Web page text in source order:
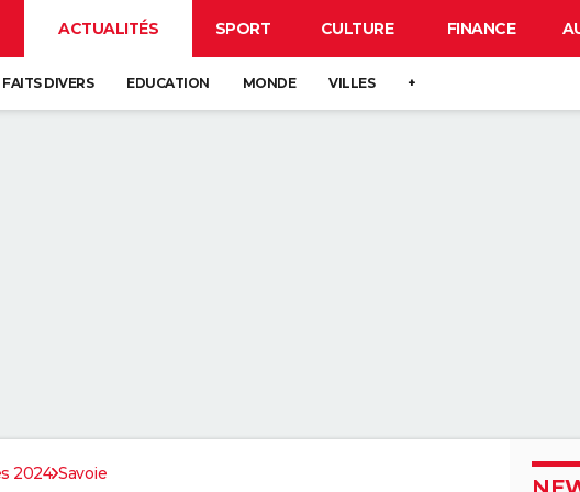
ACTUALITÉS SPORT CULTURE FINANCE
FAITS DIVERS EDUCATION MONDE VILLES +
2024 Savoie